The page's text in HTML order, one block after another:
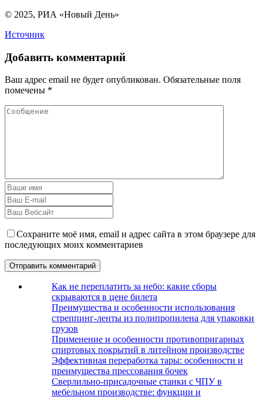
© 2025, РИА «Новый День»
Источник
Добавить комментарий
Ваш адрес email не будет опубликован. Обязательные поля
помечены *
Сохраните моё имя, email и адрес сайта в этом браузере для
последующих моих комментариев
Как не переплатить за небо: какие сборы
скрываются в цене билета
Преимущества и особенности использования
стреппинг-ленты из полипропилена для упаковки
грузов
Применение и особенности противопригарных
спиртовых покрытий в литейном производстве
Эффективная переработка тары: особенности и
преимущества прессования бочек
Сверлильно-присадочные станки с ЧПУ в
мебельном производстве: функции и